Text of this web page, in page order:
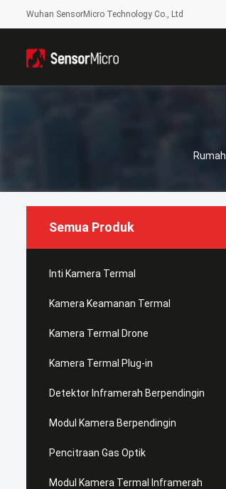
Wuhan SensorMicro Technology Co., Ltd
Rumah
Semua Produk
Inti Kamera Termal
Kamera Keamanan Termal
Kamera Termal Drone
Kamera Termal Plug-in
Detektor Inframerah Berpendingin
Modul Kamera Berpendingin
Pencitraan Gas Optik
Modul Kamera Termal Inframerah